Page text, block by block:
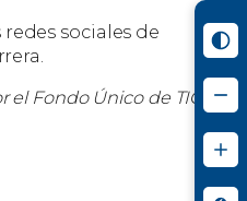
sociales de
Fondo Único de TIC.